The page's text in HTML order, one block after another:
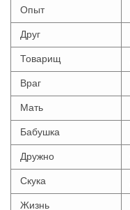
Опыт
Друг
Товарищ
Враг
Мать
Бабушка
Дружно
Скука
Жизнь